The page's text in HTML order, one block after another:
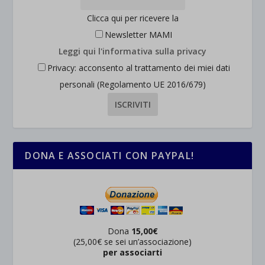
Clicca qui per ricevere la
Newsletter MAMI
Leggi qui l'informativa sulla privacy
Privacy: acconsento al trattamento dei miei dati
personali (Regolamento UE 2016/679)
DONA E ASSOCIATI CON PAYPAL!
Dona 15,00€
(25,00€ se sei un’associazione)
per associarti